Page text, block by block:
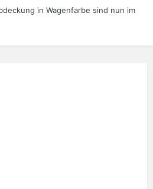
in Wagenfarbe sind nun im